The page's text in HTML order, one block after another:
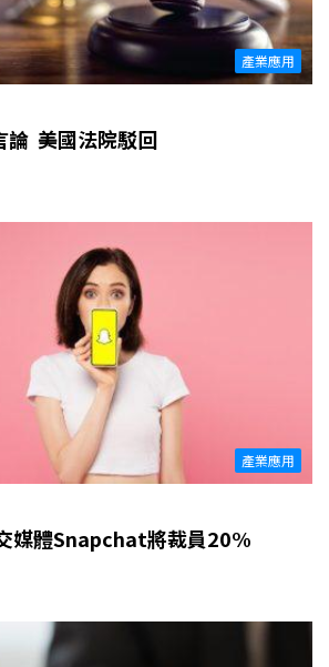
產業應用
論 美國法院駁回
產業應用
媒體Snapchat將裁員20%